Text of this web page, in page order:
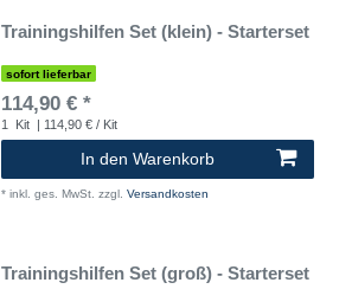
Trainingshilfen Set (klein) - Starterset
sofort lieferbar
114,90 € *
1 Kit | 114,90 € / Kit
In den Warenkorb
* inkl. ges. MwSt. zzgl. Versandkosten
Trainingshilfen Set (groß) - Starterset